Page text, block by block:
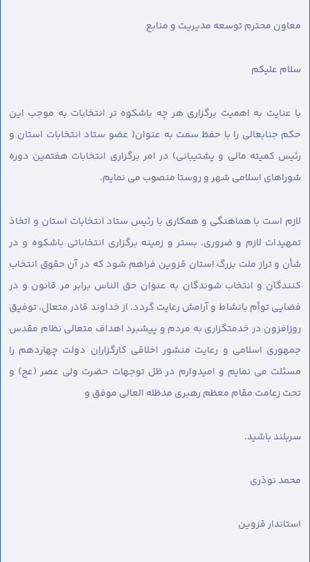
معاون محترم توسعه مدیریت و منابع
سلام عليكم
با عنایت به اهمیت برگزاری هر چه باشکوه تر انتخابات به موجب این
حکم جنابعالی را با حفظ سمت به عنوان( عضو ستاد انتخابات استان و
رئیس کمیته مالی و پشتیبانی) در امر برگزاری انتخابات هفتمین دوره
شوراهای اسلامی شهر و روستا منصوب می نمایم.
لازم است با هماهنگی و همکاری با رئیس ستاد انتخابات استان و اتخاذ
تمهیدات لازم و ضروری، بستر و زمینه برگزاری انتخاباتی باشکوه و در
شأن و تراز ملت بزرگ استان قزوین فراهم شود که در آن حقوق انتخاب
کنندگان و انتخاب شوندگان به عنوان حق الناس برابر مر قانون و در
فضایی توأم بانشاط و آرامش رعایت گردد. از خداوند قادر متعال، توفیق
روزافزون در خدمتگزاری به مردم و پیشبرد اهداف متعالی نظام مقدس
جمهوری اسلامی و رعایت منشور اخلاقی کارگزاران دولت چهاردهم را
مسئلت می نمایم و امیدوارم در ظل توجهات حضرت ولی عصر (عج) و
تحت زعامت مقام معظم رهبری مدظله العالی موفق و
سربلند باشید.
محمد نوذری
استاندار قزوین